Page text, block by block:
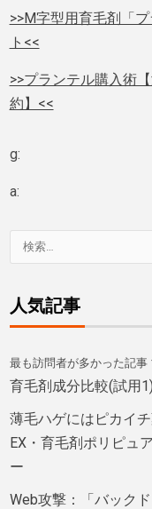
>>M字型用育毛剤「
ト<<
>>プランテル購入術
約】<<
g:
a:
人気記事
最も訪問者が多かった記事
育毛剤成分比較(試用1)
薄毛ハゲにはピカイ
EX・育毛剤ポリピュ
ー
Web攻撃：「バック